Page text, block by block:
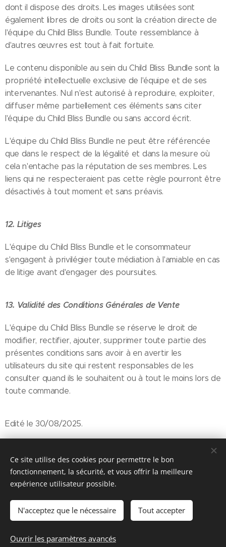
dont il dispose des droits. Les images utilisées sont
également libres de droits ou sont la création directe de
l'équipe du Child Bliss Bundle. Toute ressemblance à
d'autres œuvres est tout à fait fortuite.
Le contenu disponible au sein du Child Bliss Bundle sont la
propriété intellectuelle exclusive de l'équipe et de ses
intervenantes. Nul n'est autorisé à reproduire, exploiter,
diffuser même partiellement ces éléments sans citer
l'équipe du Child Bliss Bundle ou sans accord écrit.
L'équipe du Child Bliss Bundle ne peut être référencée
que dans le respect de la légalité et dans la mesure où
cela n'entache pas la réputation de ses membres. Les
liens qui ne respecteraient pas cette règle pourront être
désactivés à tout moment et sans préavis.
12. Litiges
L'équipe du Child Bliss Bundle et le consommateur
s'engagent à privilégier toute médiation à l'amiable en cas
de litige avant d'engager des poursuites.
13. Validité des Conditions Générales de Vente
L'équipe du Child Bliss Bundle se réserve le droit de
modifier, rectifier, ajouter, supprimer toute partie des
présentes conditions sans avoir à en avertir les
utilisateurs du site qui restent responsables de les
consulter quand ils le souhaitent ou à tout le moins lors de
toute commande.
Edité le 30/08/2025.
Tabou magazine - M. Manard, Seraing Belgique
Cookies
Ce site utilise des cookies pour permettre le bon
fonctionnement, la sécurité, et vous offrir la meilleure
expérience utilisateur possible.
N'acceptez que le nécessaire Tout accepter
Ouvrir les paramètres avancés